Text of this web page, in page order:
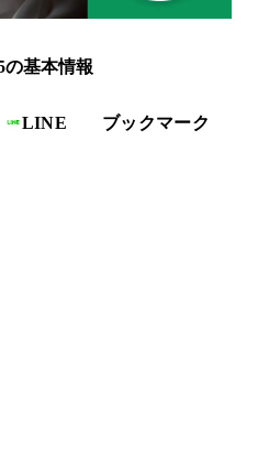
の基本情報
LINE
ブックマーク